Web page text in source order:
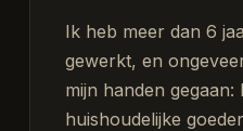
Ik heb meer dan 6
gewerkt, en
mijn handen gegaan:
huishoudelijke